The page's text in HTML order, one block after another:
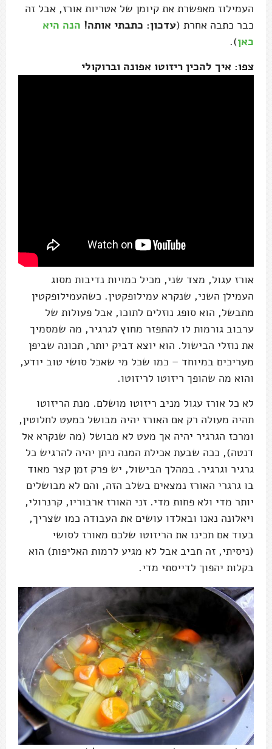
העמילוז מאפשרת את קיומן של אטריות אורז, אבל זה
כבר כתבה אחרת (עדכון: כתבתי אותה! הנה היא
כאן).
צפו: איך להכין ריזוטו אפונה וברוקולי
אורז עגול, מצד שני, מכיל כמויות נדיבות מסוג
העמילן השני, שנקרא עמילופקטין. כשהעמילופקטין
מתבשל, הוא סופג נוזלים לתוכו, אבל פעולות של
ערבוב גורמות לו להתפזר מחוץ לגרגיר, מה שמסמיך
את נוזלי הבישול. הוא יוצא דביק יותר, תכונה שביפן
מעריכים במיוחד – כמו שכל מי שאכל סושי טוב יודע,
והוא מה שהופך ריזוטו לריזוטו.
לא כל אורז עגול מניב ריזוטו מושלם. מנת הריזוטו
תהיה מעולה רק אם האורז יהיה מבושל כמעט לחלוטין,
ומרכז הגרגיר יהיה אך מעט לא מבושל (מה שנקרא אל
דנטה), ככה שבעת אכילת המנה ניתן יהיה להרגיש כל
גרגיר וגרגיר. במהלך הבישול, יש פרק זמן קצר מאוד
בו גרגרי האורז נמצאים בשלב הזה, והם לא מבושלים
יותר מדי ולא פחות מדי. זני האורז ארבוריו, קרנרולי,
ויאלונה נאנו ובאלדו עושים את העבודה כמו שצריך,
בעוד אם תכינו את הריזוטו שלכם מאורז לסושי
(ניסיתי, זה חביב אבל לא מגיע לרמות האליפות) הוא
בקלות יהפוך לדייסתי מדי.